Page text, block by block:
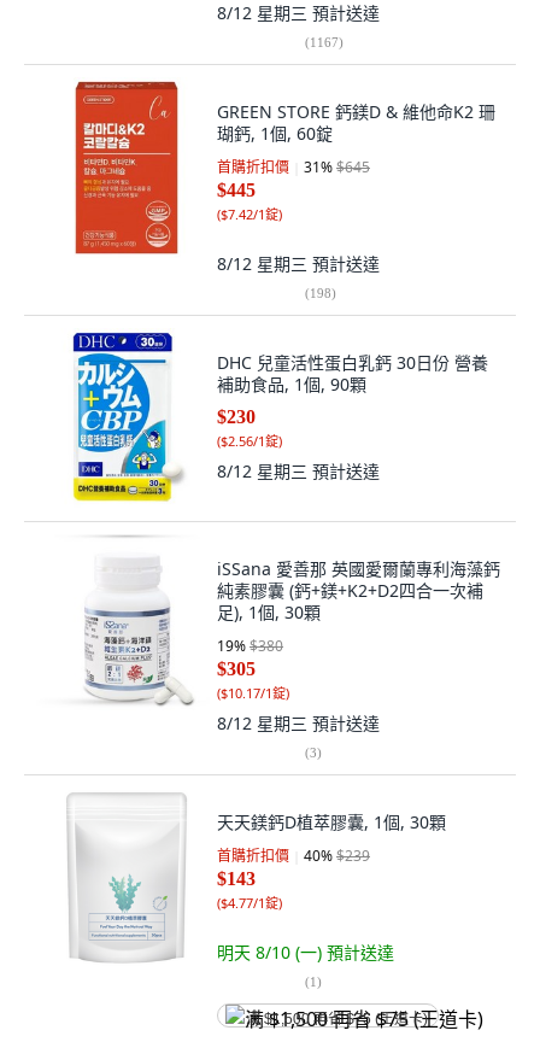
8/12 星期三 預計送達
(1167)
GREEN STORE 鈣鎂D & 維他命K2 珊
瑚鈣, 1個, 60錠
首購折扣價 31%$645
$445
($7.42/1錠)
8/12 星期三 預計送達
(198)
DHC 兒童活性蛋白乳鈣 30日份 營養
補助食品, 1個, 90顆
$230
($2.56/1錠)
8/12 星期三 預計送達
iSSana 愛善那 英國愛爾蘭專利海藻鈣
純素膠囊 (鈣+鎂+K2+D2四合一次補
足), 1個, 30顆
19%$380
$305
($10.17/1錠)
8/12 星期三 預計送達
(3)
天天鎂鈣D植萃膠囊, 1個, 30顆
首購折扣價 40%$239
$143
($4.77/1錠)
明天 8/10 (一) 預計送達
(1)
满 $1,500 再省 $75 (王道卡)